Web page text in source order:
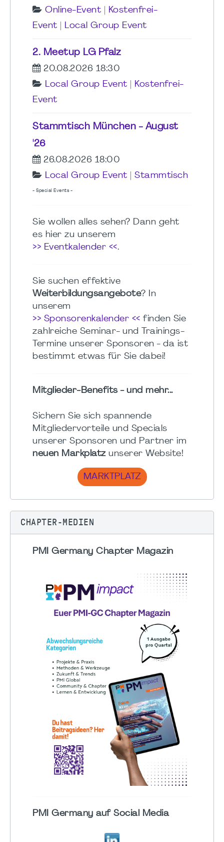
Online-Event
Kostenfrei-
Event
Local Group Event
2. Meetup LG Pfalz
20.08.2026 18:30
Local Group Event
Kostenfrei-
Event
Stammtisch München - August
'26
26.08.2026 18:00
Local Group Event
Stammtisch
- Special Events -
Sie wollen alles sehen? Dann geht
es hier zu unserem
>> Eventkalender <<.
Sie suchen effektive
Weiterbildungsangebote? In
unserem
>> Sponsorenkalender << finden Sie
zahlreiche Seminar- und Trainings-
Termine unserer Sponsoren - da ist
bestimmt etwas für Sie dabei!
Mitglieder-Benefits - und mehr...
Sichern Sie sich spannende
Mitgliedervorteile und Specials
unserer Sponsoren und Partner im
neuen Markplatzunserer Website!
MARKTPLATZ
CHAPTER-MEDIEN
PMI Germany Chapter Magazin
PMI Germany auf Social Media